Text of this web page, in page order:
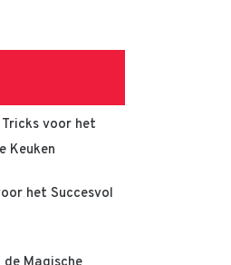
Tricks voor het
Keuken
het Succesvol